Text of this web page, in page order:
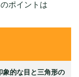
ポイントは
象的な目と三角形の